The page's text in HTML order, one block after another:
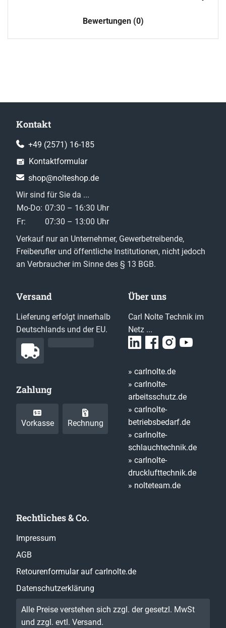
Bewertungen (0)
Kontakt
+49 (2571) 16-185
Kontaktformular
shop@nolteshop.de
Wir sind für Sie da ...
Mo-Do: 07:30 – 16:30 Uhr
Fr:
07:30 – 13:00 Uhr
Verkauf nur an Unternehmer, Gewerbetreibende,
Freiberufler und öffentliche Institutionen, nicht jedoch
an Verbraucher im Sinne des § 13 BGB.
Versand
Lieferung erfolgt innerhalb
Deutschlands und der EU.
Zahlung
Vorkasse Rechnung
Über uns
Carl Nolte Technik im
Netz ...
» carlnolte.de
» carlnolte-
arbeitsschutz.de
» carlnolte-
betriebsbedarf.de
» carlnolte-
schlauchtechnik.de
» carlnolte-
drucklufttechnik.de
» nolteteam.de
Rechtliches & Co.
Impressum
AGB
Retourenformular auf carlnolte.de
Datenschutzerklärung
Alle Preise verstehen sich zzgl. der gesetzl. MwSt
und zzgl. evtl. Versand.